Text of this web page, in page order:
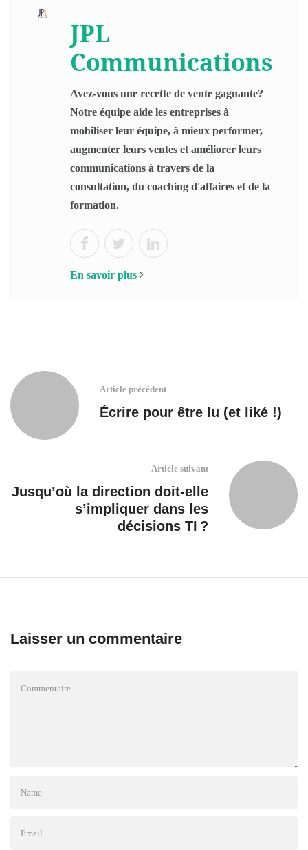
JPL
Communications
Avez-vous une recette de vente gagnante?
Notre équipe aide les entreprises à
mobiliser leur équipe, à mieux performer,
augmenter leurs ventes et améliorer leurs
communications à travers de la
consultation, du coaching d'affaires et de la
formation.
En savoir plus
Article précédent
Écrire pour être lu (et liké !)
Article suivant
Jusqu’où la direction doit-elle
s’impliquer dans les
décisions TI ?
Laisser un commentaire